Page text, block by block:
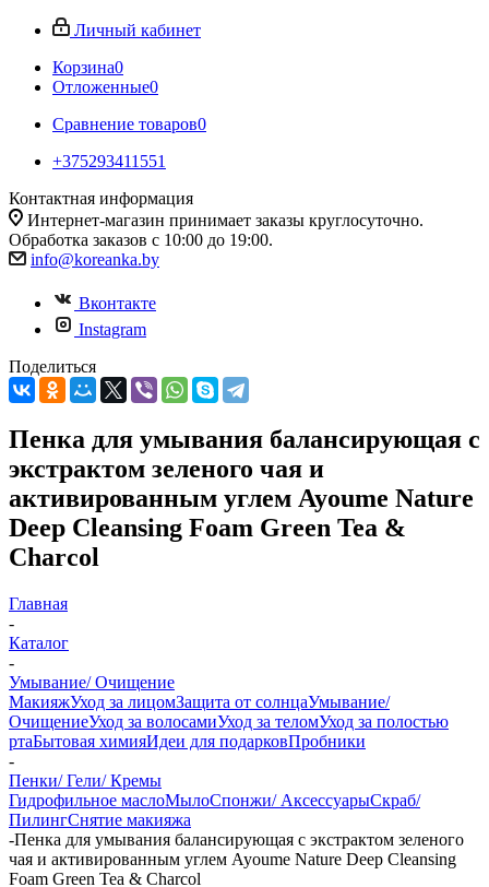
Личный кабинет
Корзина0
Отложенные0
Сравнение товаров0
+375293411551
Контактная информация
Интернет-магазин принимает заказы круглосуточно.
Обработка заказов с 10:00 до 19:00.
info@koreanka.by
Вконтакте
Instagram
Поделиться
Пенка для умывания балансирующая с
экстрактом зеленого чая и
активированным углем Ayoume Nature
Deep Cleansing Foam Green Tea &
Charcol
Главная
-
Каталог
-
Умывание/ Очищение
МакияжУход за лицомЗащита от солнцаУмывание/
ОчищениеУход за волосамиУход за теломУход за полостью
ртаБытовая химияИдеи для подарковПробники
-
Пенки/ Гели/ Кремы
Гидрофильное маслоМылоСпонжи/ АксессуарыСкраб/
ПилингСнятие макияжа
-Пенка для умывания балансирующая с экстрактом зеленого
чая и активированным углем Ayoume Nature Deep Cleansing
Foam Green Tea & Charcol